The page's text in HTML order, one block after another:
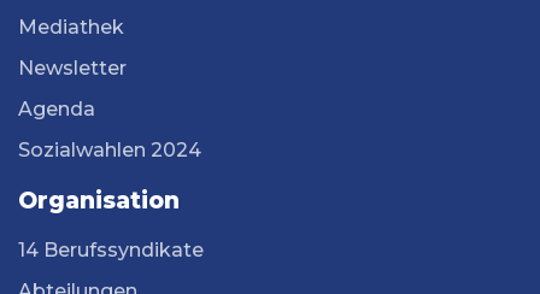
Mediathek
Newsletter
Agenda
Sozialwahlen 2024
Organisation
14 Berufssyndikate